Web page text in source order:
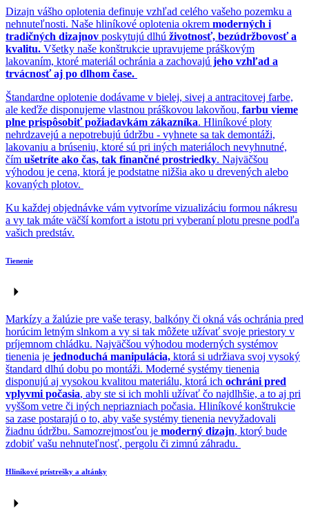
Dizajn vášho oplotenia definuje vzhľad celého vašeho pozemku a
nehnuteľnosti. Naše hliníkové oplotenia okrem moderných i
tradičných dizajnov poskytujú dlhú životnosť, bezúdržbovosť a
kvalitu. Všetky naše konštrukcie upravujeme práškovým
lakovaním, ktoré materiál ochránia a zachovajú jeho vzhľad a
trvácnosť aj po dlhom čase.
Štandardne oplotenie dodávame v bielej, sivej a antracitovej farbe,
ale keďže disponujeme vlastnou práškovou lakovňou, farbu vieme
plne prispôsobiť požiadavkám zákazníka. Hliníkové ploty
nehrdzavejú a nepotrebujú údržbu - vyhnete sa tak demontáži,
lakovaniu a brúseniu, ktoré sú pri iných materiáloch nevyhnutné,
čím ušetríte ako čas, tak finančné prostriedky. Najväčšou
výhodou je cena, ktorá je podstatne nižšia ako u drevených alebo
kovaných plotov.
Ku každej objednávke vám vytvoríme vizualizáciu formou nákresu
a vy tak máte väčší komfort a istotu pri vyberaní plotu presne podľa
vašich predstáv.
Tienenie
Markízy a žalúzie pre vaše terasy, balkóny či okná vás ochránia pred
horúcim letným slnkom a vy si tak môžete užívať svoje priestory v
príjemnom chládku. Najväčšou výhodou moderných systémov
tienenia je jednoduchá manipulácia, ktorá si udržiava svoj vysoký
štandard dlhú dobu po montáži. Moderné systémy tienenia
disponujú aj vysokou kvalitou materiálu, ktorá ich ochráni pred
vplyvmi počasia, aby ste si ich mohli užívať čo najdlhšie, a to aj pri
vyššom vetre či iných nepriazniach počasia. Hliníkové konštrukcie
sa zase postarajú o to, aby vaše systémy tienenia nevyžadovali
žiadnu údržbu. Samozrejmosťou je moderný dizajn, ktorý bude
zdobiť vašu nehnuteľnosť, pergolu či zimnú záhradu.
Hliníkové prístrešky a altánky